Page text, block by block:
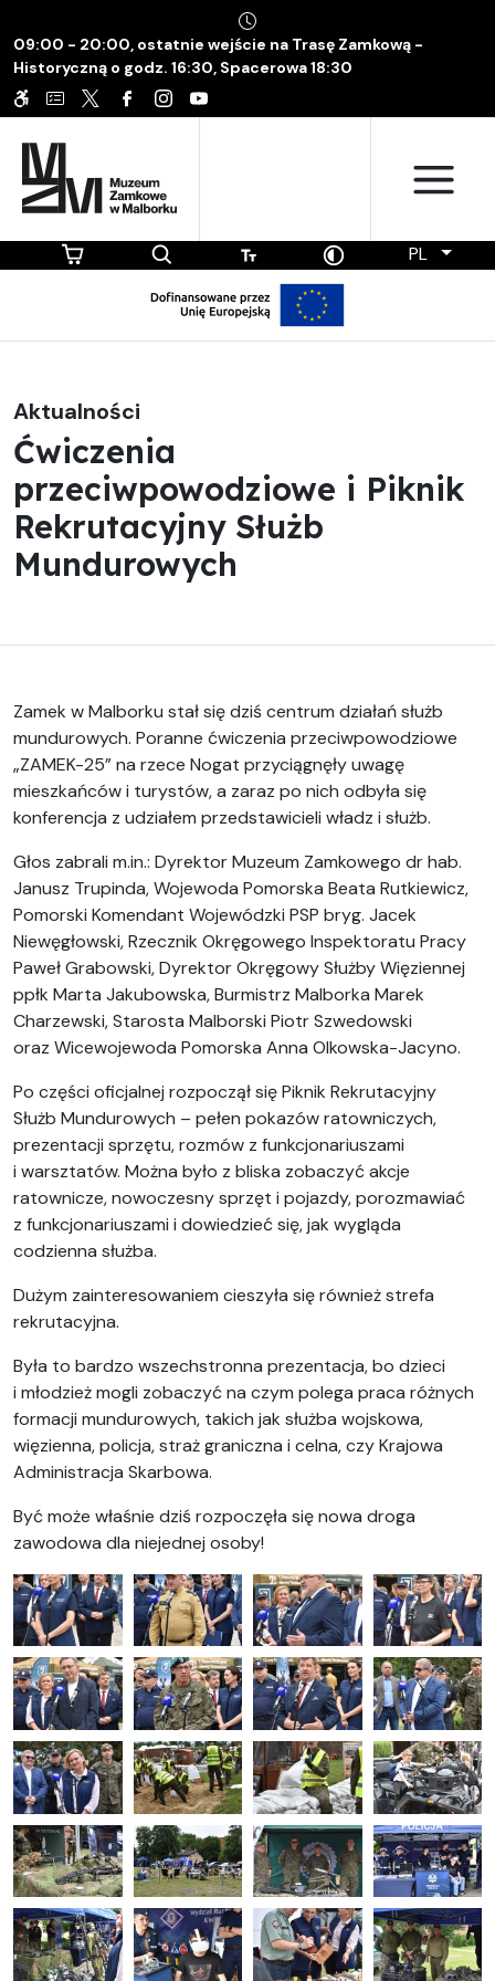
09:00 - 20:00, ostatnie wejście na Trasę Zamkową -
Historyczną o godz. 16:30, Spacerowa 18:30
PL
Aktualności
Ćwiczenia
przeciwpowodziowe i Piknik
Rekrutacyjny Służb
Mundurowych
Zamek w Malborku stał się dziś centrum działań służb
mundurowych. Poranne ćwiczenia przeciwpowodziowe
„ZAMEK-25” na rzece Nogat przyciągnęły uwagę
mieszkańców i turystów, a zaraz po nich odbyła się
konferencja z udziałem przedstawicieli władz i służb.
Głos zabrali m.in.: Dyrektor Muzeum Zamkowego dr hab.
Janusz Trupinda, Wojewoda Pomorska Beata Rutkiewicz,
Pomorski Komendant Wojewódzki PSP bryg. Jacek
Niewęgłowski, Rzecznik Okręgowego Inspektoratu Pracy
Paweł Grabowski, Dyrektor Okręgowy Służby Więziennej
ppłk Marta Jakubowska, Burmistrz Malborka Marek
Charzewski, Starosta Malborski Piotr Szwedowski
oraz Wicewojewoda Pomorska Anna Olkowska-Jacyno.
Po części oficjalnej rozpoczął się Piknik Rekrutacyjny
Służb Mundurowych – pełen pokazów ratowniczych,
prezentacji sprzętu, rozmów z funkcjonariuszami
i warsztatów. Można było z bliska zobaczyć akcje
ratownicze, nowoczesny sprzęt i pojazdy, porozmawiać
z funkcjonariuszami i dowiedzieć się, jak wygląda
codzienna służba.
Dużym zainteresowaniem cieszyła się również strefa
rekrutacyjna.
Była to bardzo wszechstronna prezentacja, bo dzieci
i młodzież mogli zobaczyć na czym polega praca różnych
formacji mundurowych, takich jak służba wojskowa,
więzienna, policja, straż graniczna i celna, czy Krajowa
Administracja Skarbowa.
Być może właśnie dziś rozpoczęła się nowa droga
zawodowa dla niejednej osoby!